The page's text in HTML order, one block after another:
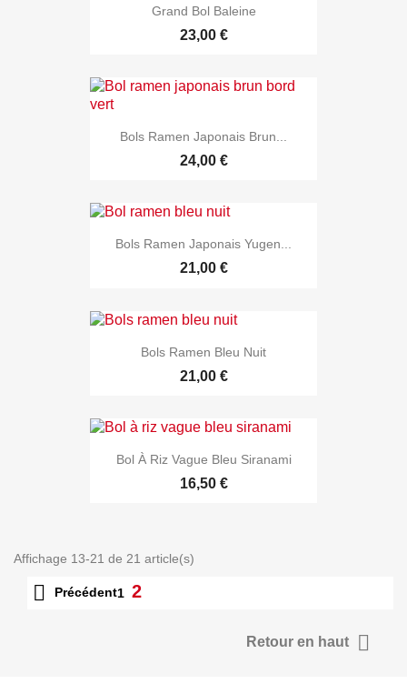
Grand Bol Baleine
23,00 €
Bols Ramen Japonais Brun...
24,00 €
Bols Ramen Japonais Yugen...
21,00 €
Bols Ramen Bleu Nuit
21,00 €
Bol À Riz Vague Bleu Siranami
16,50 €
Affichage 13-21 de 21 article(s)
 Précédent1 2
Retour en haut 